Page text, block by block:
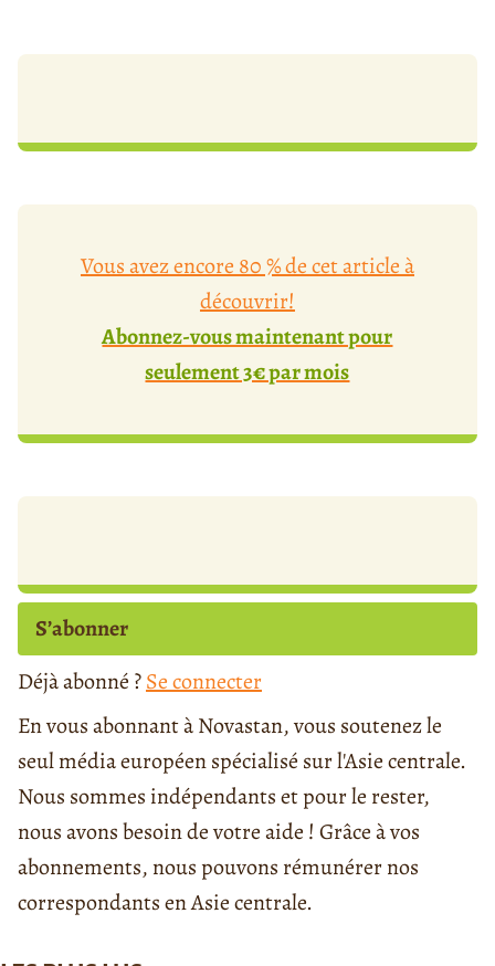
Vous avez encore 80 % de cet article à
découvrir!
Abonnez-vous maintenant pour
seulement 3€ par mois
S’abonner
Déjà abonné ?Se connecter
En vous abonnant à Novastan, vous soutenez le
seul média européen spécialisé sur l'Asie centrale.
Nous sommes indépendants et pour le rester,
nous avons besoin de votre aide ! Grâce à vos
abonnements, nous pouvons rémunérer nos
correspondants en Asie centrale.